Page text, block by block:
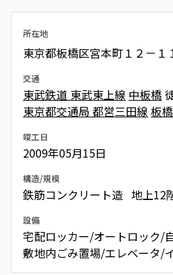
所在地
東京都板橋区宮本町１２－１
交通
東武鉄道 東武東上線 中板橋
東京都交通局 都営三田線 板
竣工日
2009年05月15日
構造/規模
鉄筋コンクリート造 地上12
設備
宅配ロッカー/オートロック/
敷地内ごみ置場/エレベータ/